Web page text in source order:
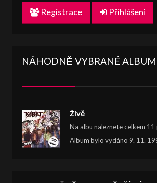
Registrace Přihlášení
NÁHODNĚ VYBRANÉ ALBUM
Živě
Na albu naleznete celkem 11
Album bylo vydáno 9. 11.